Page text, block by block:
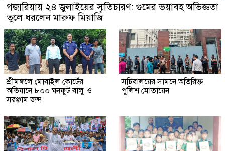
গজারিয়ায় ২৪ জুলাইয়ের স্মৃতিচারণ: গুমের ভয়াবহ অভিজ্ঞতা
তুলে ধরলেন মারুফ মিয়াজি
শ্রীমঙ্গলে মোবাইল কোর্টের
অভিযানে ৮০০ ঘনফুট বালু ও
সরঞ্জাম জব্দ
সচিবালয়ের সামনে অতিরিক্ত
পুলিশ মোতায়েন